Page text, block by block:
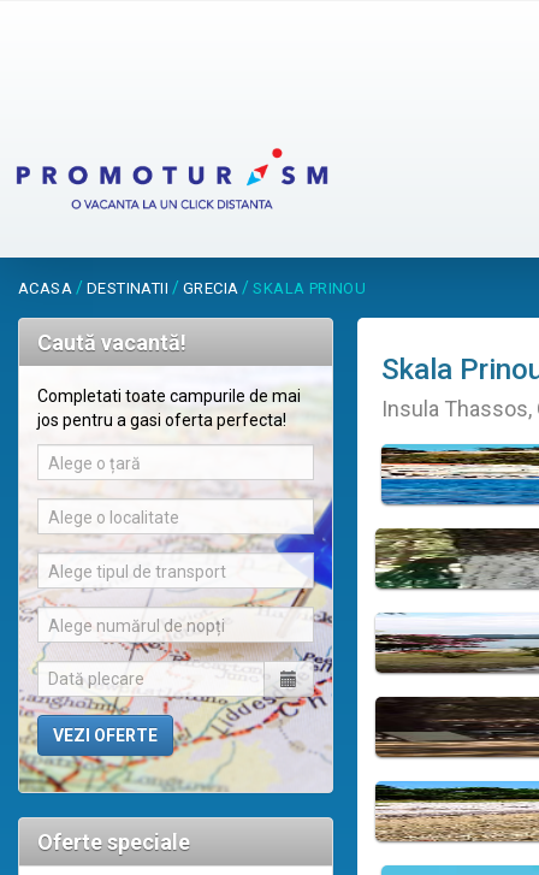
ACASA / DESTINATII / GRECIA /SKALA PRINOU
Caută vacantă!
Completati toate campurile de mai
jos pentru a gasi oferta perfecta!
Alege o țară
Alege o localitate
Alege tipul de transport
Alege numărul de nopți
Oferte speciale
Skala
Insula Thassos,